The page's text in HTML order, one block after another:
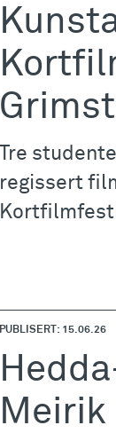
Tre
regissert
PUBLISERT: 15.06.26
Meirik